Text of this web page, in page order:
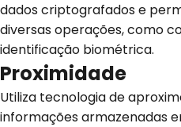
dados criptografados e
diversas operações, como
identificação biométrica.
Proximidade
Utiliza tecnologia de
informações armazenadas